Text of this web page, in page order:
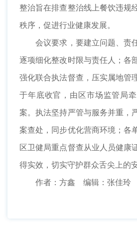
整治旨在排查整治线上餐饮违规
秩序，促进行业健康发展。
会议要求，要建立问题、责任
逐项细化整改时限与责任人；各
强化联合执法督查，压实属地管
于年底收官，由区市场监管局
案。执法坚持严管与服务并重，
案查处，同步优化营商环境；各
区卫健局重点督查从业人员健康
得实效，切实守护群众舌尖上的安
作者：方鑫 编辑：张佳玲